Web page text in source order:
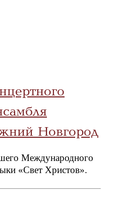
Новгород
Международного
«Свет Христов».